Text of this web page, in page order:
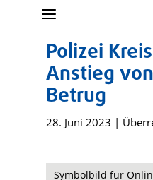
a
Polizei
Anstieg
Betrug
28. Juni 2023 |
Symbolbild für